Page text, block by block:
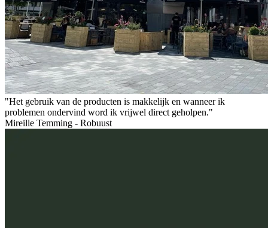
"Het gebruik van de producten is makkelijk en wanneer ik
problemen ondervind word ik vrijwel direct geholpen."
Mireille Temming - Robuust